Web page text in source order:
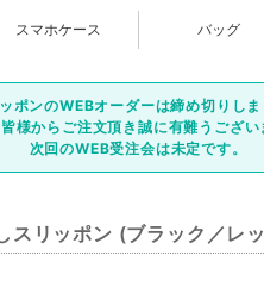
スマホケース バッグ
ポンのWEBオーダーは締め切りしま
様からご注文頂き誠に有難うござい
次回のWEB受注会は未定です。
スリッポン (ブラック／レ